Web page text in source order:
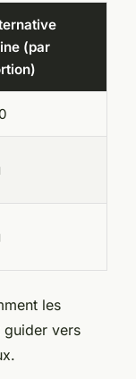
(par
les
guider vers